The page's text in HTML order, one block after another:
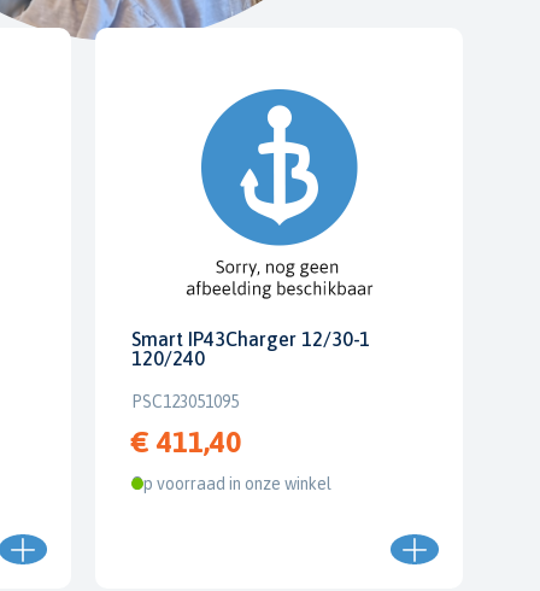
Smart IP43Charger 12/30-1
120/240
PSC123051095
€ 411,40
Op voorraad in onze winkel